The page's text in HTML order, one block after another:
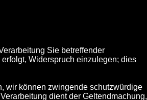
Sie betreffender
Widerspruch einzulegen; dies
wir können zwingende schutzwürdige
dient der Geltendmachung,